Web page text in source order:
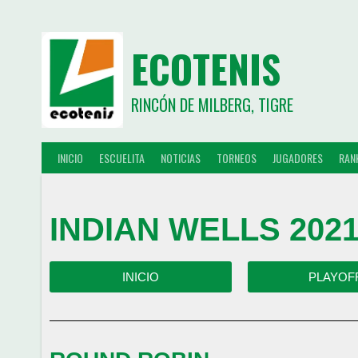
ECOTENIS
RINCÓN DE MILBERG, TIGRE
INICIO ESCUELITA NOTICIAS TORNEOS JUGADORES
INDIAN WELLS
INICIO